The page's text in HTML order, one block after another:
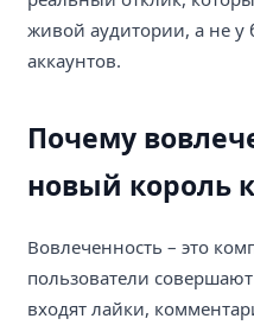
живой аудитории, а не у
аккаунтов.
Почему
новый король
Вовлеченность – это
пользователи
входят лайки,